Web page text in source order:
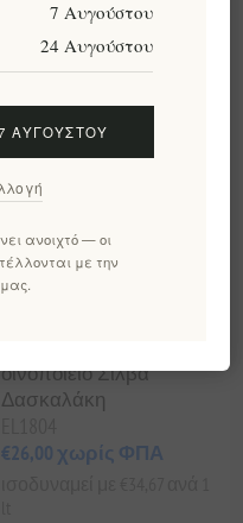
Enstikto Red 2021 -
οινοποιείο Σίλβα
Δασκαλάκη
€26,00 χωρίς ΦΠΑ
7 Αυγούστου
24 Αυγούστου
ΑΥΓΟΎΣΤΟΥ
ανοιχτό — οι
με την